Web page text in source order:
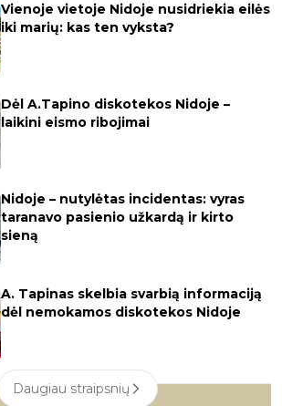
Vienoje vietoje Nidoje nusidriekia eilės
iki marių: kas ten vyksta?
Dėl A.Tapino diskotekos Nidoje –
laikini eismo ribojimai
Nidoje – nutylėtas incidentas: vyras
taranavo pasienio užkardą ir kirto
sieną
A. Tapinas skelbia svarbią informaciją
dėl nemokamos diskotekos Nidoje
Daugiau straipsnių